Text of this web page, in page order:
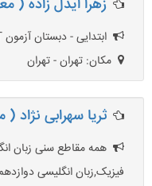
زهرا ایدل زاده (
ابتدایی - دبستان آزمون EPT تهران تهران
مکان: تهران - تهران
ثریا سهرابی نژاد
همه مقاطع سنی زبان
فیزیک,زبان انگلیسی